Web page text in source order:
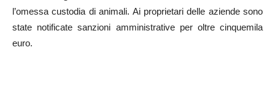
l’omessa custodia di animali. Ai proprietari delle aziende sono
state notificate sanzioni amministrative per oltre cinquemila
euro.